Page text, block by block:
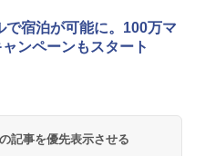
で宿泊が可能に。100万マ
ンペーンもスタート
記事を優先表示させる